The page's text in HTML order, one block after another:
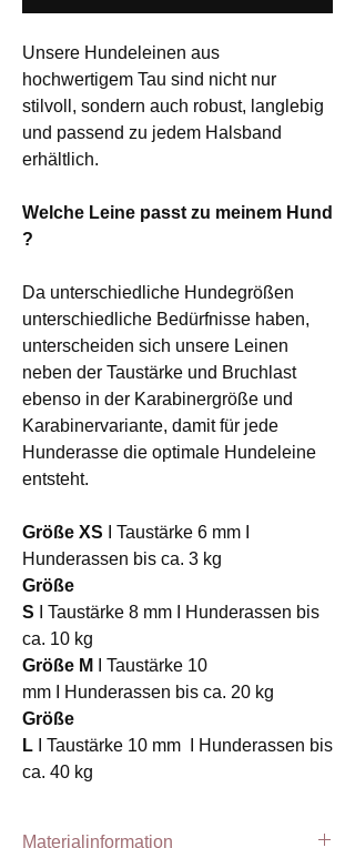
Unsere Hundeleinen aus
hochwertigem Tau sind nicht nur
stilvoll, sondern auch robust, langlebig
und passend zu jedem Halsband
erhältlich.
Welche Leine passt zu meinem Hund
?
Da unterschiedliche Hundegrößen
unterschiedliche Bedürfnisse haben,
unterscheiden sich unsere Leinen
neben der Taustärke und Bruchlast
ebenso in der Karabinergröße und
Karabinervariante, damit für jede
Hunderasse die optimale Hundeleine
entsteht.
Größe XS I Taustärke 6 mm I
Hunderassen bis ca. 3 kg
Größe
S I Taustärke 8 mm I Hunderassen bis
ca. 10 kg
Größe M
I Taustärke 10
mm I Hunderassen bis ca. 20 kg
Größe
L
I Taustärke 10 mm I Hunderassen bis
ca. 40 kg
Materialinformation